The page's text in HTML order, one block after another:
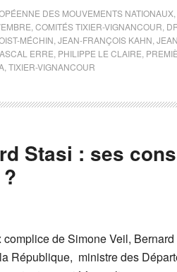
DES MOUVEMENTS NATIONAUX
COMITÉS TIXIER-VIGNANCOUR
MÉCHIN JEAN-FRANÇOIS KAHN
ERRE PHILIPPE LE CLAIRE
TIXIER-VIGNANCOUR
Stasi : ses
de Simone Veil, Bernard
République, ministre des